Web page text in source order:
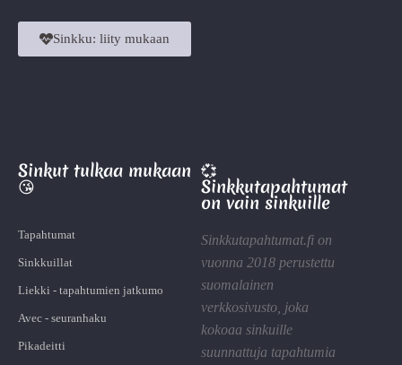
Sinkku: liity mukaan
Sinkut tulkaa mukaan
😘
Tapahtumat
Sinkkuillat
Liekki - tapahtumien jatkumo
Avec - seuranhaku
Pikadeitti
💞
Sinkkutapahtumat
on vain sinkuille
Sinkkutapahtumat.fi on
vuonna 2018 perustettu
suomalainen
verkkosivusto, joka
kokoaa sinkuille
suunnattuja tapahtumia